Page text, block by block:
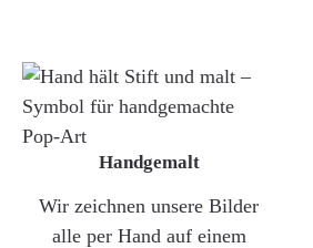
Handgemalt
Wir zeichnen unsere Bilder
alle per Hand auf einem